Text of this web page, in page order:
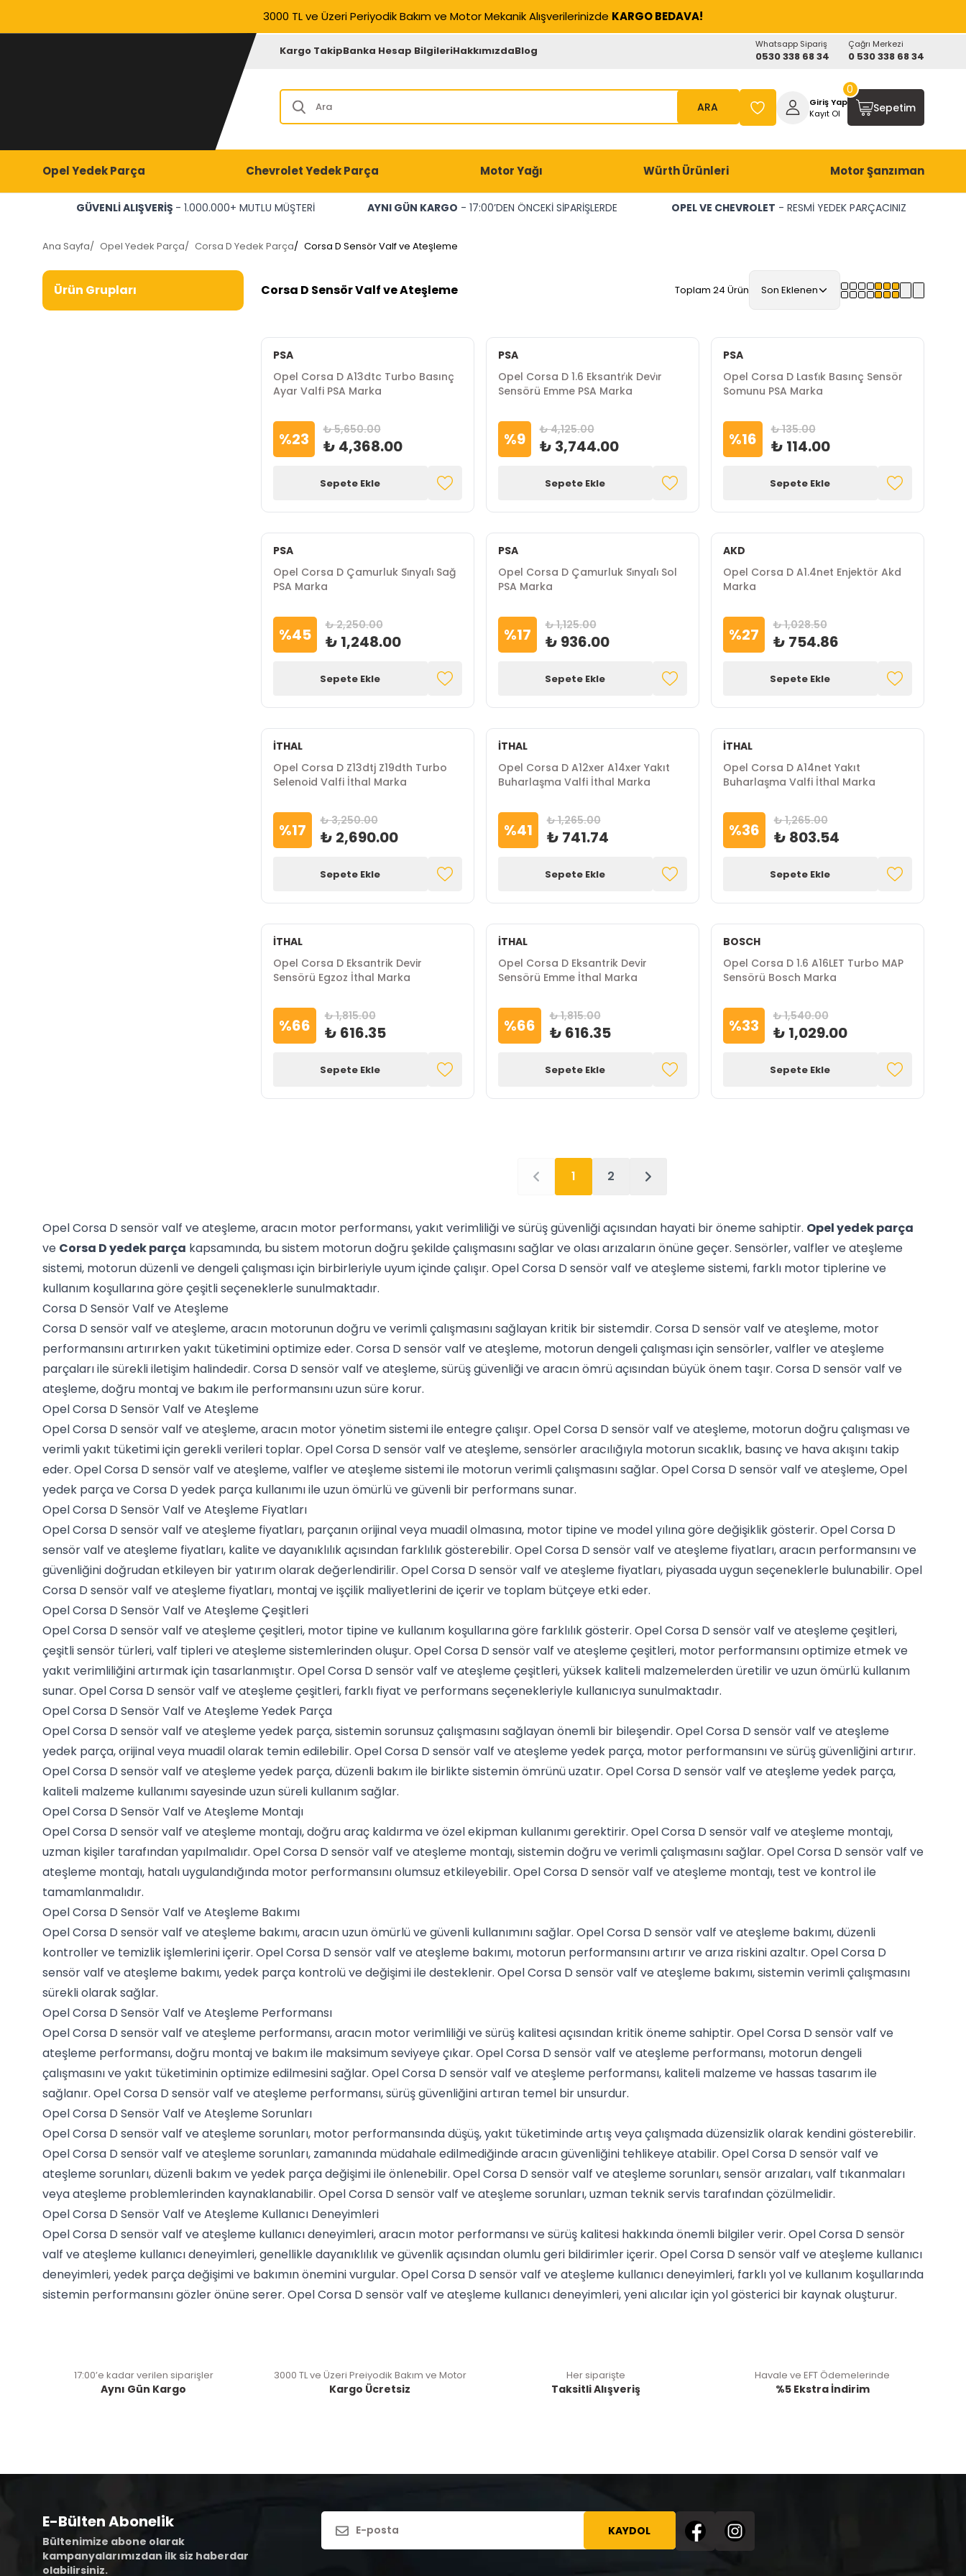
3000 TL ve Üzeri Periyodik Bakım ve Motor Mekanik Alışverilerinizde KARGO BEDAVA!
Kargo TakipBanka Hesap BilgileriHakkımızdaBlog Whatsapp Sipariş
0530 338 68 34
Çağrı Merkezi
0 530 338 68 34
ARA
Giriş Yap
Kayıt Ol
Sepetim
0
Opel Yedek Parça Chevrolet Yedek Parça Motor Yağı Würth Ürünleri Motor Şanzıman
GÜVENLİ ALIŞVERİŞ - 1.000.000+ MUTLU MÜŞTERİ AYNI GÜN KARGO - 17:00’DEN ÖNCEKİ SİPARİŞLERDE OPEL VE CHEVROLET - RESMİ YEDEK PARÇACINIZ
Ana Sayfa/ Opel Yedek Parça/ Corsa D Yedek Parça/ Corsa D Sensör Valf ve Ateşleme
Ürün Grupları Corsa D Sensör Valf ve Ateşleme Toplam 24 Ürün Son Eklenen
PSA
Opel Corsa D A13dtc Turbo Basınç
Ayar Valfi PSA Marka
%23 ₺ 5,650.00
₺ 4,368.00
Sepete Ekle
PSA
Opel Corsa D 1.6 Eksantri̇k Devi̇r
Sensörü Emme PSA Marka
%9 ₺ 4,125.00
₺ 3,744.00
Sepete Ekle
PSA
Opel Corsa D Lasti̇k Basınç Sensör
Somunu PSA Marka
%16 ₺ 135.00
₺ 114.00
Sepete Ekle
PSA
Opel Corsa D Çamurluk Si̇nyali̇ Sağ
PSA Marka
%45 ₺ 2,250.00
₺ 1,248.00
Sepete Ekle
PSA
Opel Corsa D Çamurluk Si̇nyali̇ Sol
PSA Marka
%17 ₺ 1,125.00
₺ 936.00
Sepete Ekle
AKD
Opel Corsa D A1.4net Enjektör Akd
Marka
%27 ₺ 1,028.50
₺ 754.86
Sepete Ekle
İTHAL
Opel Corsa D Z13dtj Z19dth Turbo
Selenoid Valfi İthal Marka
%17 ₺ 3,250.00
₺ 2,690.00
Sepete Ekle
İTHAL
Opel Corsa D A12xer A14xer Yakıt
Buharlaşma Valfi İthal Marka
%41 ₺ 1,265.00
₺ 741.74
Sepete Ekle
İTHAL
Opel Corsa D A14net Yakıt
Buharlaşma Valfi İthal Marka
%36 ₺ 1,265.00
₺ 803.54
Sepete Ekle
İTHAL
Opel Corsa D Eksantrik Devir
Sensörü Egzoz İthal Marka
%66 ₺ 1,815.00
₺ 616.35
Sepete Ekle
İTHAL
Opel Corsa D Eksantrik Devir
Sensörü Emme İthal Marka
%66 ₺ 1,815.00
₺ 616.35
Sepete Ekle
BOSCH
Opel Corsa D 1.6 A16LET Turbo MAP
Sensörü Bosch Marka
%33 ₺ 1,540.00
₺ 1,029.00
Sepete Ekle
1 2
Opel Corsa D sensör valf ve ateşleme, aracın motor performansı, yakıt verimliliği ve sürüş güvenliği açısından hayati bir öneme sahiptir. Opel yedek parça
ve Corsa D yedek parça kapsamında, bu sistem motorun doğru şekilde çalışmasını sağlar ve olası arızaların önüne geçer. Sensörler, valfler ve ateşleme
sistemi, motorun düzenli ve dengeli çalışması için birbirleriyle uyum içinde çalışır. Opel Corsa D sensör valf ve ateşleme sistemi, farklı motor tiplerine ve
kullanım koşullarına göre çeşitli seçeneklerle sunulmaktadır.
Corsa D Sensör Valf ve Ateşleme
Corsa D sensör valf ve ateşleme, aracın motorunun doğru ve verimli çalışmasını sağlayan kritik bir sistemdir. Corsa D sensör valf ve ateşleme, motor
performansını artırırken yakıt tüketimini optimize eder. Corsa D sensör valf ve ateşleme, motorun dengeli çalışması için sensörler, valfler ve ateşleme
parçaları ile sürekli iletişim halindedir. Corsa D sensör valf ve ateşleme, sürüş güvenliği ve aracın ömrü açısından büyük önem taşır. Corsa D sensör valf ve
ateşleme, doğru montaj ve bakım ile performansını uzun süre korur.
Opel Corsa D Sensör Valf ve Ateşleme
Opel Corsa D sensör valf ve ateşleme, aracın motor yönetim sistemi ile entegre çalışır. Opel Corsa D sensör valf ve ateşleme, motorun doğru çalışması ve
verimli yakıt tüketimi için gerekli verileri toplar. Opel Corsa D sensör valf ve ateşleme, sensörler aracılığıyla motorun sıcaklık, basınç ve hava akışını takip
eder. Opel Corsa D sensör valf ve ateşleme, valfler ve ateşleme sistemi ile motorun verimli çalışmasını sağlar. Opel Corsa D sensör valf ve ateşleme, Opel
yedek parça ve Corsa D yedek parça kullanımı ile uzun ömürlü ve güvenli bir performans sunar.
Opel Corsa D Sensör Valf ve Ateşleme Fiyatları
Opel Corsa D sensör valf ve ateşleme fiyatları, parçanın orijinal veya muadil olmasına, motor tipine ve model yılına göre değişiklik gösterir. Opel Corsa D
sensör valf ve ateşleme fiyatları, kalite ve dayanıklılık açısından farklılık gösterebilir. Opel Corsa D sensör valf ve ateşleme fiyatları, aracın performansını ve
güvenliğini doğrudan etkileyen bir yatırım olarak değerlendirilir. Opel Corsa D sensör valf ve ateşleme fiyatları, piyasada uygun seçeneklerle bulunabilir. Opel
Corsa D sensör valf ve ateşleme fiyatları, montaj ve işçilik maliyetlerini de içerir ve toplam bütçeye etki eder.
Opel Corsa D Sensör Valf ve Ateşleme Çeşitleri
Opel Corsa D sensör valf ve ateşleme çeşitleri, motor tipine ve kullanım koşullarına göre farklılık gösterir. Opel Corsa D sensör valf ve ateşleme çeşitleri,
çeşitli sensör türleri, valf tipleri ve ateşleme sistemlerinden oluşur. Opel Corsa D sensör valf ve ateşleme çeşitleri, motor performansını optimize etmek ve
yakıt verimliliğini artırmak için tasarlanmıştır. Opel Corsa D sensör valf ve ateşleme çeşitleri, yüksek kaliteli malzemelerden üretilir ve uzun ömürlü kullanım
sunar. Opel Corsa D sensör valf ve ateşleme çeşitleri, farklı fiyat ve performans seçenekleriyle kullanıcıya sunulmaktadır.
Opel Corsa D Sensör Valf ve Ateşleme Yedek Parça
Opel Corsa D sensör valf ve ateşleme yedek parça, sistemin sorunsuz çalışmasını sağlayan önemli bir bileşendir. Opel Corsa D sensör valf ve ateşleme
yedek parça, orijinal veya muadil olarak temin edilebilir. Opel Corsa D sensör valf ve ateşleme yedek parça, motor performansını ve sürüş güvenliğini artırır.
Opel Corsa D sensör valf ve ateşleme yedek parça, düzenli bakım ile birlikte sistemin ömrünü uzatır. Opel Corsa D sensör valf ve ateşleme yedek parça,
kaliteli malzeme kullanımı sayesinde uzun süreli kullanım sağlar.
Opel Corsa D Sensör Valf ve Ateşleme Montajı
Opel Corsa D sensör valf ve ateşleme montajı, doğru araç kaldırma ve özel ekipman kullanımı gerektirir. Opel Corsa D sensör valf ve ateşleme montajı,
uzman kişiler tarafından yapılmalıdır. Opel Corsa D sensör valf ve ateşleme montajı, sistemin doğru ve verimli çalışmasını sağlar. Opel Corsa D sensör valf ve
ateşleme montajı, hatalı uygulandığında motor performansını olumsuz etkileyebilir. Opel Corsa D sensör valf ve ateşleme montajı, test ve kontrol ile
tamamlanmalıdır.
Opel Corsa D Sensör Valf ve Ateşleme Bakımı
Opel Corsa D sensör valf ve ateşleme bakımı, aracın uzun ömürlü ve güvenli kullanımını sağlar. Opel Corsa D sensör valf ve ateşleme bakımı, düzenli
kontroller ve temizlik işlemlerini içerir. Opel Corsa D sensör valf ve ateşleme bakımı, motorun performansını artırır ve arıza riskini azaltır. Opel Corsa D
sensör valf ve ateşleme bakımı, yedek parça kontrolü ve değişimi ile desteklenir. Opel Corsa D sensör valf ve ateşleme bakımı, sistemin verimli çalışmasını
sürekli olarak sağlar.
Opel Corsa D Sensör Valf ve Ateşleme Performansı
Opel Corsa D sensör valf ve ateşleme performansı, aracın motor verimliliği ve sürüş kalitesi açısından kritik öneme sahiptir. Opel Corsa D sensör valf ve
ateşleme performansı, doğru montaj ve bakım ile maksimum seviyeye çıkar. Opel Corsa D sensör valf ve ateşleme performansı, motorun dengeli
çalışmasını ve yakıt tüketiminin optimize edilmesini sağlar. Opel Corsa D sensör valf ve ateşleme performansı, kaliteli malzeme ve hassas tasarım ile
sağlanır. Opel Corsa D sensör valf ve ateşleme performansı, sürüş güvenliğini artıran temel bir unsurdur.
Opel Corsa D Sensör Valf ve Ateşleme Sorunları
Opel Corsa D sensör valf ve ateşleme sorunları, motor performansında düşüş, yakıt tüketiminde artış veya çalışmada düzensizlik olarak kendini gösterebilir.
Opel Corsa D sensör valf ve ateşleme sorunları, zamanında müdahale edilmediğinde aracın güvenliğini tehlikeye atabilir. Opel Corsa D sensör valf ve
ateşleme sorunları, düzenli bakım ve yedek parça değişimi ile önlenebilir. Opel Corsa D sensör valf ve ateşleme sorunları, sensör arızaları, valf tıkanmaları
veya ateşleme problemlerinden kaynaklanabilir. Opel Corsa D sensör valf ve ateşleme sorunları, uzman teknik servis tarafından çözülmelidir.
Opel Corsa D Sensör Valf ve Ateşleme Kullanıcı Deneyimleri
Opel Corsa D sensör valf ve ateşleme kullanıcı deneyimleri, aracın motor performansı ve sürüş kalitesi hakkında önemli bilgiler verir. Opel Corsa D sensör
valf ve ateşleme kullanıcı deneyimleri, genellikle dayanıklılık ve güvenlik açısından olumlu geri bildirimler içerir. Opel Corsa D sensör valf ve ateşleme kullanıcı
deneyimleri, yedek parça değişimi ve bakımın önemini vurgular. Opel Corsa D sensör valf ve ateşleme kullanıcı deneyimleri, farklı yol ve kullanım koşullarında
sistemin performansını gözler önüne serer. Opel Corsa D sensör valf ve ateşleme kullanıcı deneyimleri, yeni alıcılar için yol gösterici bir kaynak oluşturur.
17:00’e kadar verilen siparişler
Aynı Gün Kargo
3000 TL ve Üzeri Preiyodik Bakım ve Motor
Kargo Ücretsiz
Her siparişte
Taksitli Alışveriş
Havale ve EFT Ödemelerinde
%5 Ekstra İndirim
E-Bülten Abonelik
Bültenimize abone olarak
kampanyalarımızdan ilk siz haberdar
olabilirsiniz.
KAYDOL